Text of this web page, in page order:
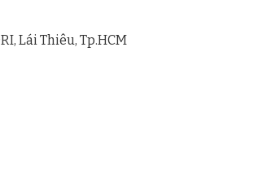
Lái Thiêu, Tp.HCM